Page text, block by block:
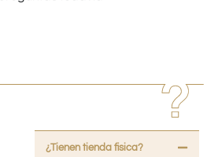
¿Tienen tienda fisica?